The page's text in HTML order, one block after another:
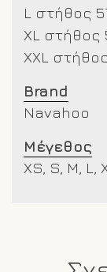
L στήθος
XL στήθος
XXL
Brand
Navahoo
Μέγεθος
XS, S, M, L,